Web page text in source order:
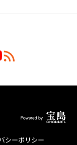
シーポリシー